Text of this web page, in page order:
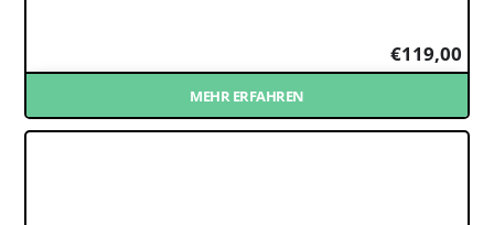
€119,00
MEHR ERFAHREN